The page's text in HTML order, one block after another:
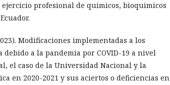
ejercicio profesional de quimicos, bioquimicos
Modificaciones implementadas a los
a la pandemia por COVID-19 a nivel
el caso de la Universidad Nacional y la
en 2020-2021 y sus aciertos o deficiencias en